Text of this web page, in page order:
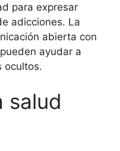
para expresar
adicciones. La
abierta con
ayudar a
ocultos.
salud